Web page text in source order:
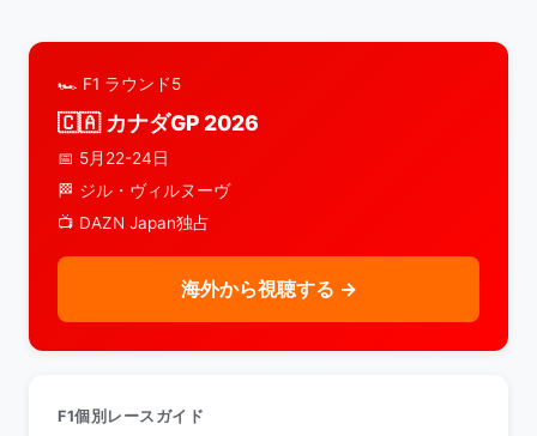
🏎️ F1 ラウンド5
🇨🇦 カナダGP 2026
📅 5月22-24日
🏁 ジル・ヴィルヌーヴ
📺 DAZN Japan独占
海外から視聴する →
F1個別レースガイド